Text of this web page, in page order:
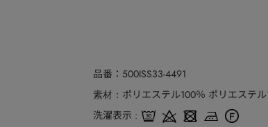
品番 500ISS33-4491
素材
ポリエステル100％ ポリエステ
洗濯表示